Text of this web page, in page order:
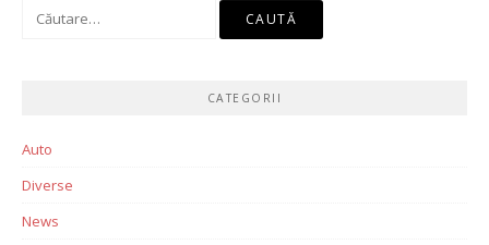
Caută
CATEGORII
Auto
Diverse
News